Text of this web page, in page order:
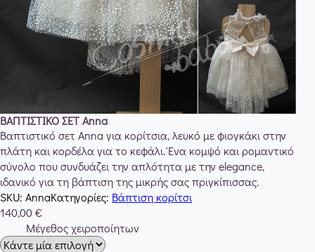
BAΠΤΙΣΤΙΚΟ ΣΕΤ Αnna
Βαπτιστικό σετAnna για κορίτσια, λευκό με φιογκάκι στην
πλάτη και κορδέλα για το κεφάλι. Ένα κομψό και ρομαντικό
σύνολο που συνδυάζει την απλότητα με την elegance,
ιδανικό για τη βάπτιση της μικρής σας πριγκίπισσας.
SKU: AnnaΚατηγορίες: Βάπτιση κορίτσι
140,00€
Μέγεθος χειροποίητων